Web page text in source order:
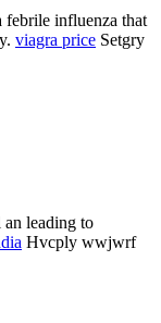
influenza that
viagra price Setgry
leading to
Hvcply wwjwrf